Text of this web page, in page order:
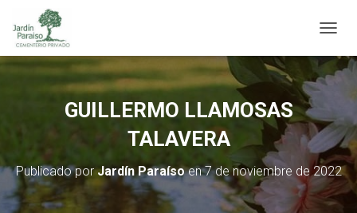
A
M
A
R
M
O
D
O
D
GUILLERMO LLAMOSAS
TALAVERA
Publicado porJardín Paraísoen7 de noviembre de 2022